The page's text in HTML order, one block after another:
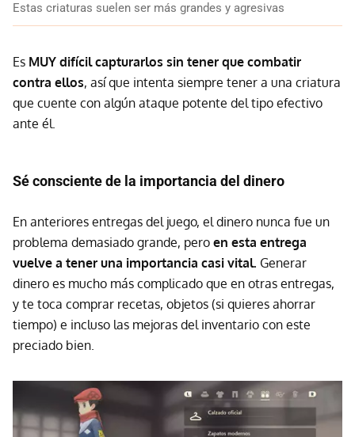
Estas criaturas suelen ser más grandes y agresivas
Es MUY difícil capturarlos sin tener que combatir
contra ellos, así que intenta siempre tener a una criatura
que cuente con algún ataque potente del tipo efectivo
ante él.
Sé consciente de la importancia del dinero
En anteriores entregas del juego, el dinero nunca fue un
problema demasiado grande, pero en esta entrega
vuelve a tener una importancia casi vital. Generar
dinero es mucho más complicado que en otras entregas,
y te toca comprar recetas, objetos (si quieres ahorrar
tiempo) e incluso las mejoras del inventario con este
preciado bien.